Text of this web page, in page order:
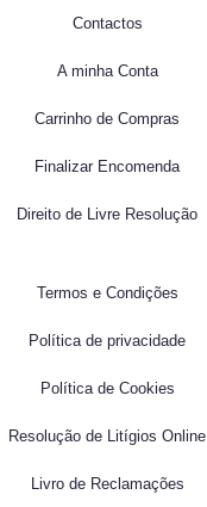
Contactos
A minha Conta
Carrinho de Compras
Finalizar Encomenda
Direito de Livre Resolução
Termos e Condições
Política de privacidade
Política de Cookies
Resolução de Litígios Online
Livro de Reclamações